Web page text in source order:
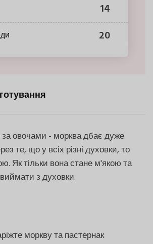
14
20
за овочами - морква дбає дуже
те, що у всіх різні духовки, то
Як тільки вона стане м'якою та
з духовки.
моркву та пастернак